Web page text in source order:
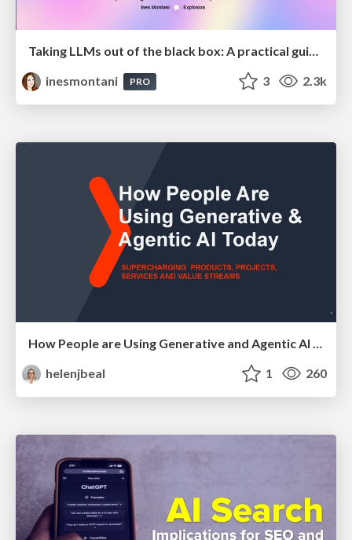
Taking LLMs out of the black box: A practical guide to human-in-the-loop distillation
inesmontani
PRO 3 2.3k
How People are Using Generative and Agentic AI to Supercharge Their Products, Projects, Services and Value Streams Today
helenjbeal
1 260